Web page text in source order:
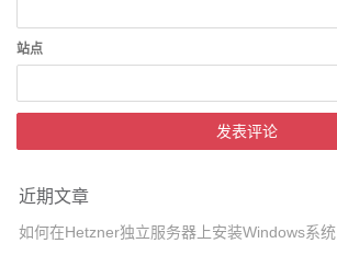
站点
近期文章
如何在Hetzner独立服务器上安装Windows系统